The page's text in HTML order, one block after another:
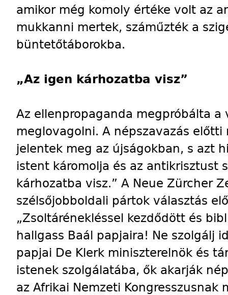
amikor még komoly értéke volt az
mukkanni mertek, száműzték a
büntetőtáborokba.
„Az igen kárhozatba visz”
Az ellenpropaganda megpróbálta a
meglovagolni. A népszavazás
jelentek meg az újságokban, s azt
istent káromolja és az antikrisztust
kárhozatba visz.” A Neue Zürcher
szélsőjobboldali pártok választás
„Zsoltárénekléssel kezdődött és
hallgass Baál papjaira! Ne szolgálj
papjai De Klerk miniszterelnök és
istenek szolgálatába, ők akarják
az Afrikai Nemzeti Kongresszusnak